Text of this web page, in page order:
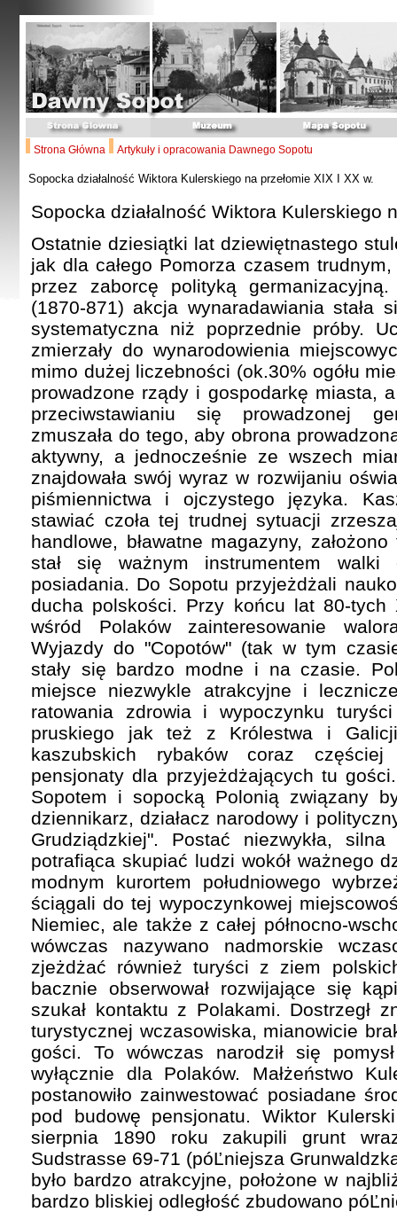
Strona Główna Artykuły i opracowania Dawnego Sopotu
Sopocka działalność Wiktora Kulerskiego na przełomie XIX I XX w.
Sopocka działalność Wiktora Kulerskiego
Ostatnie dziesiątki lat dziewiętnastego
jak dla całego Pomorza czasem
przez zaborcę polityką
(1870-871) akcja wynaradawiania stała
systematyczna niż poprzednie próby.
zmierzały do wynarodowienia
mimo dużej liczebności (ok.30% ogółu
prowadzone rządy i gospodarkę miasta,
przeciwstawianiu się prowadzonej
zmuszała do tego, aby obrona
aktywny, a jednocześnie ze wszech
znajdowała swój wyraz w rozwijaniu
piśmiennictwa i ojczystego języka.
stawiać czoła tej trudnej sytuacji
handlowe, bławatne magazyny,
stał się ważnym instrumentem
posiadania. Do Sopotu przyjeżdżali
ducha polskości. Przy końcu lat 80-tych
wśród Polaków zainteresowanie
Wyjazdy do "Copotów" (tak w tym
stały się bardzo modne i na czasie.
miejsce niezwykle atrakcyjne i
ratowania zdrowia i wypoczynku
pruskiego jak też z Królestwa i
kaszubskich rybaków coraz częściej
pensjonaty dla przyjeżdżających tu
Sopotem i sopocką Polonią związany
dziennikarz, działacz narodowy i
Grudziądzkiej". Postać niezwykła,
potrafiąca skupiać ludzi wokół ważnego
modnym kurortem południowego
ściągali do tej wypoczynkowej
Niemiec, ale także z całej północno-
wówczas nazywano nadmorskie
zjeżdżać również turyści z ziem
bacznie obserwował rozwijające się
szukał kontaktu z Polakami. Dostrzegł
turystycznej wczasowiska, mianowicie
gości. To wówczas narodził się
wyłącznie dla Polaków. Małżeństwo
postanowiło zainwestować posiadane
pod budowę pensjonatu. Wiktor
sierpnia 1890 roku zakupili grunt
Sudstrasse 69-71 (póĽniejsza
było bardzo atrakcyjne, położone w
bardzo bliskiej odległość zbudowano